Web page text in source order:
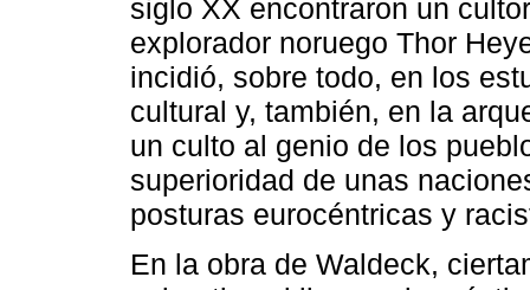
siglo XX encontraron un
explorador noruego Thor
incidió, sobre todo, en los
cultural y, también, en la
un culto al genio de los
superioridad de unas
posturas eurocéntricas y
En la obra de Waldeck,